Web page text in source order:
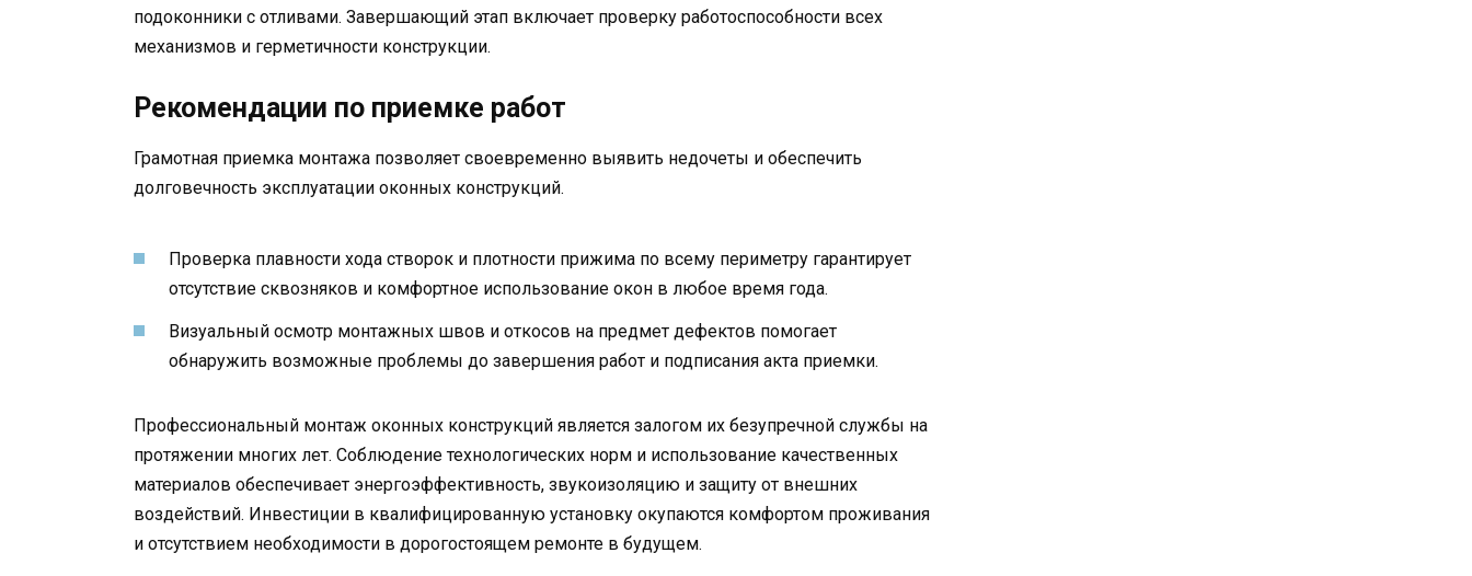
подоконники с отливами. Завершающий этап включает проверку работоспособности всех
механизмов и герметичности конструкции.
Рекомендации по приемке работ
Грамотная приемка монтажа позволяет своевременно выявить недочеты и обеспечить
долговечность эксплуатации оконных конструкций.
Проверка плавности хода створок и плотности прижима по всему периметру гарантирует
отсутствие сквозняков и комфортное использование окон в любое время года.
Визуальный осмотр монтажных швов и откосов на предмет дефектов помогает
обнаружить возможные проблемы до завершения работ и подписания акта приемки.
Профессиональный монтаж оконных конструкций является залогом их безупречной службы на
протяжении многих лет. Соблюдение технологических норм и использование качественных
материалов обеспечивает энергоэффективность, звукоизоляцию и защиту от внешних
воздействий. Инвестиции в квалифицированную установку окупаются комфортом проживания
и отсутствием необходимости в дорогостоящем ремонте в будущем.